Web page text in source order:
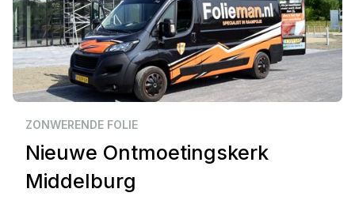
Zakelijk Middelburg
ZONWERENDE FOLIE
Nieuwe Ontmoetingskerk
Middelburg